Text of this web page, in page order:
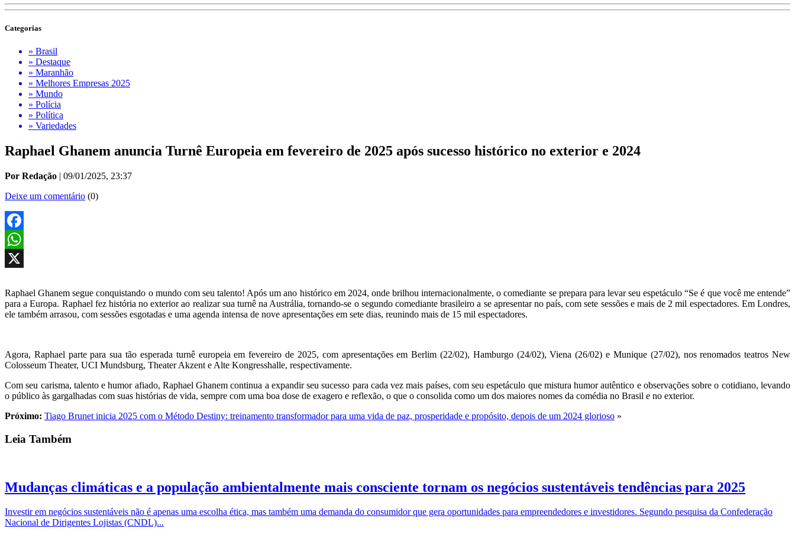
Categorias
» Brasil
» Destaque
» Maranhão
» Melhores Empresas 2025
» Mundo
» Polícia
» Política
» Variedades
Raphael Ghanem anuncia Turnê Europeia em fevereiro de 2025 após sucesso histórico no exterior e 2024
Por Redação | 09/01/2025, 23:37
Deixe um comentário (0)
Facebook
WhatsApp
Raphael Ghanem segue conquistando o mundo com seu talento! Após um ano histórico em 2024, onde brilhou internacionalmente, o comediante se prepara para levar seu espetáculo “Se é que você me entende”
para a Europa. Raphael fez história no exterior ao realizar sua turnê na Austrália, tornando-se o segundo comediante brasileiro a se apresentar no país, com sete sessões e mais de 2 mil espectadores. Em Londres,
ele também arrasou, com sessões esgotadas e uma agenda intensa de nove apresentações em sete dias, reunindo mais de 15 mil espectadores.
Agora, Raphael parte para sua tão esperada turnê europeia em fevereiro de 2025, com apresentações em Berlim (22/02), Hamburgo (24/02), Viena (26/02) e Munique (27/02), nos renomados teatros New
Colosseum Theater, UCI Mundsburg, Theater Akzent e Alte Kongresshalle, respectivamente.
Com seu carisma, talento e humor afiado, Raphael Ghanem continua a expandir seu sucesso para cada vez mais países, com seu espetáculo que mistura humor autêntico e observações sobre o cotidiano, levando
o público às gargalhadas com suas histórias de vida, sempre com uma boa dose de exagero e reflexão, o que o consolida como um dos maiores nomes da comédia no Brasil e no exterior.
Próximo: Tiago Brunet inicia 2025 com o Método Destiny: treinamento transformador para uma vida de paz, prosperidade e propósito, depois de um 2024 glorioso »
Leia Também
Mudanças climáticas e a população ambientalmente mais consciente tornam os negócios sustentáveis tendências para 2025
Investir em negócios sustentáveis não é apenas uma escolha ética, mas também uma demanda do consumidor que gera oportunidades para empreendedores e investidores. Segundo pesquisa da Confederação
Nacional de Dirigentes Lojistas (CNDL)...